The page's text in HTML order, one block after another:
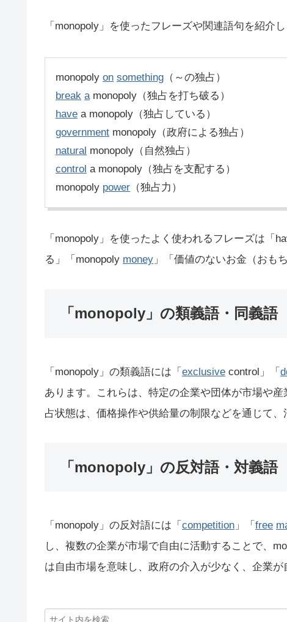
「monopoly」を使ったフレーズや関連語句を紹介し
monopoly on something （～の独占）
break amonopoly（独占を打ち破る）
have a monopoly（独占している）
government monopoly（政府による独占）
natural monopoly（自然独占）
control a monopoly（独占を支配する）
monopoly power （独占力）
「monopoly」を使ったよく使われるフレーズは「
る」「monopoly money 」「価値のないお金（おも
「monopoly」の類義語・同義語
「monopoly」の類義語には「 exclusive control」「
あります。これらは、特定の企業や団体が市場や
占状態は、価格操作や供給量の制限などを通じて
「monopoly」の反対語・対義語
「monopoly」の反対語には「 competition 」「 free
し、複数の企業が市場で自由に活動することで、
は自由市場を意味し、政府の介入が少なく、企業が